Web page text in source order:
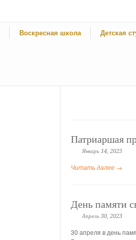
Воскресная школа Детская
Патриаршая
Январь 14, 2025
Читать далее →
День памяти
Апрель 30, 2023
30 апреля в день